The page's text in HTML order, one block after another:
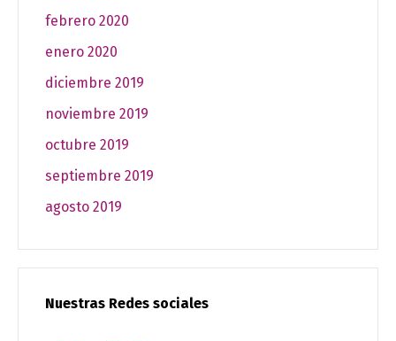
febrero 2020
enero 2020
diciembre 2019
noviembre 2019
octubre 2019
septiembre 2019
agosto 2019
Nuestras Redes sociales